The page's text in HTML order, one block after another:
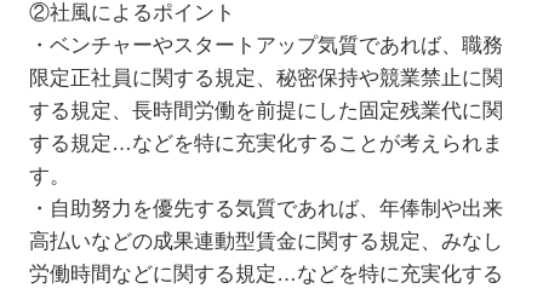
②社風によるポイント
・ベンチャーやスタートアップ気質であれば、職務
限定正社員に関する規定、秘密保持や競業禁止に関
する規定、長時間労働を前提にした固定残業代に関
する規定…などを特に充実化することが考えられま
す。
・自助努力を優先する気質であれば、年俸制や出来
高払いなどの成果連動型賃金に関する規定、みなし
労働時間などに関する規定…などを特に充実化する